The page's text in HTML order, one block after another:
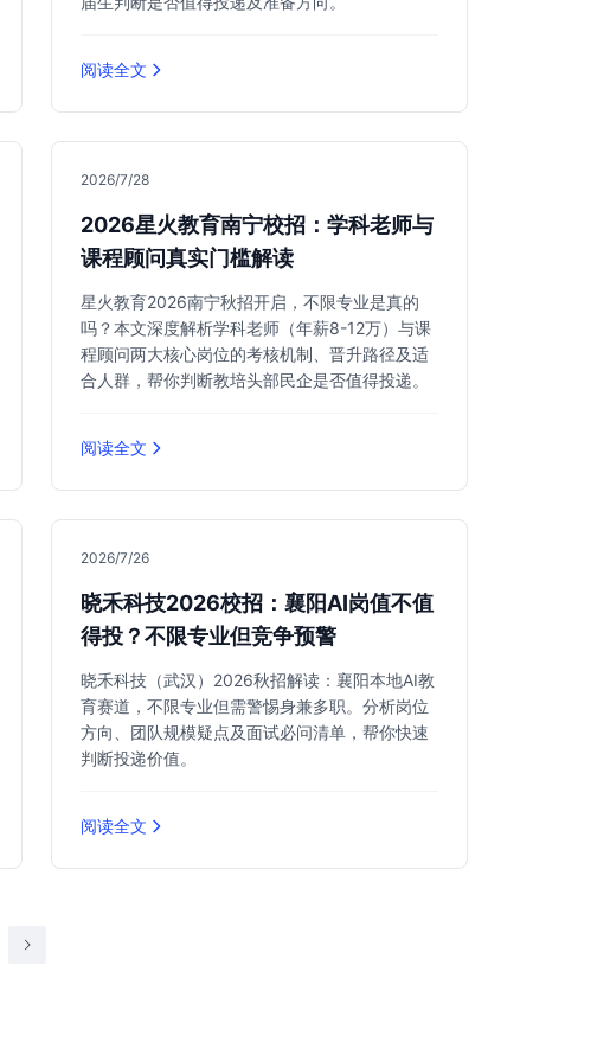
阅读全文
2026/7/28
2026星火教育南宁校招：学科老师与
课程顾问真实门槛解读
星火教育2026南宁秋招开启，不限专业是真的
吗？本文深度解析学科老师（年薪8-12万）与课
程顾问两大核心岗位的考核机制、晋升路径及适
合人群，帮你判断教培头部民企是否值得投递。
阅读全文
2026/7/26
晓禾科技2026校招：襄阳AI岗值不值
得投？不限专业但竞争预警
晓禾科技（武汉）2026秋招解读：襄阳本地AI教
育赛道，不限专业但需警惕身兼多职。分析岗位
方向、团队规模疑点及面试必问清单，帮你快速
判断投递价值。
阅读全文